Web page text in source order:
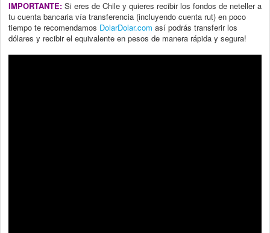
IMPORTANTE: Si eres de Chile y quieres recibir los fondos de neteller a
tu cuenta bancaria vía transferencia (incluyendo cuenta rut) en poco
tiempo te recomendamos DolarDolar.com así podrás transferir los
dólares y recibir el equivalente en pesos de manera rápida y segura!